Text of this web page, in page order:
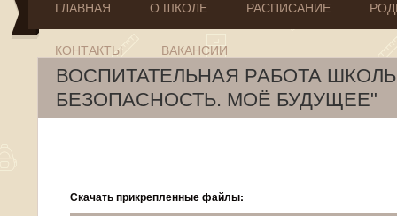
ГЛАВНАЯ О ШКОЛЕ РАСПИСАНИЕ
КОНТАКТЫ ВАКАНСИИ
ВОСПИТАТЕЛЬНАЯ РАБОТА
БЕЗОПАСНОСТЬ. МОЁ БУДУЩЕЕ"
Скачать прикрепленные файлы: